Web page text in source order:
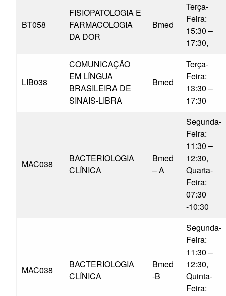
BT058
FISIOPATOLOGIA E
FARMACOLOGIA
DA DOR
Bmed
Terça-
Feira:
15:30 –
17:30,
LIB038
COMUNICAÇÃO
EM LÍNGUA
BRASILEIRA DE
SINAIS-LIBRA
Bmed
Terça-
Feira:
13:30 –
17:30
MAC038
BACTERIOLOGIA
CLÍNICA
Bmed
– A
Segunda-
Feira:
11:30 –
12:30,
Quarta-
Feira:
07:30
-10:30
MAC038
BACTERIOLOGIA
CLÍNICA
Bmed
-B
Segunda-
Feira:
11:30 –
12:30,
Quinta-
Feira: